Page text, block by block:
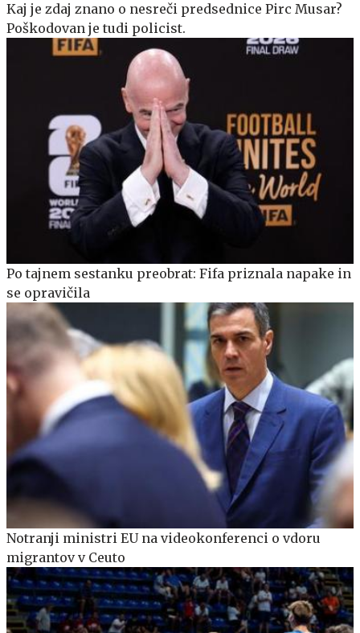
Kaj je zdaj znano o nesreči predsednice Pirc Musar?
Poškodovan je tudi policist.
Po tajnem sestanku preobrat: Fifa priznala napake in
se opravičila
Notranji ministri EU na videokonferenci o vdoru
migrantov v Ceuto